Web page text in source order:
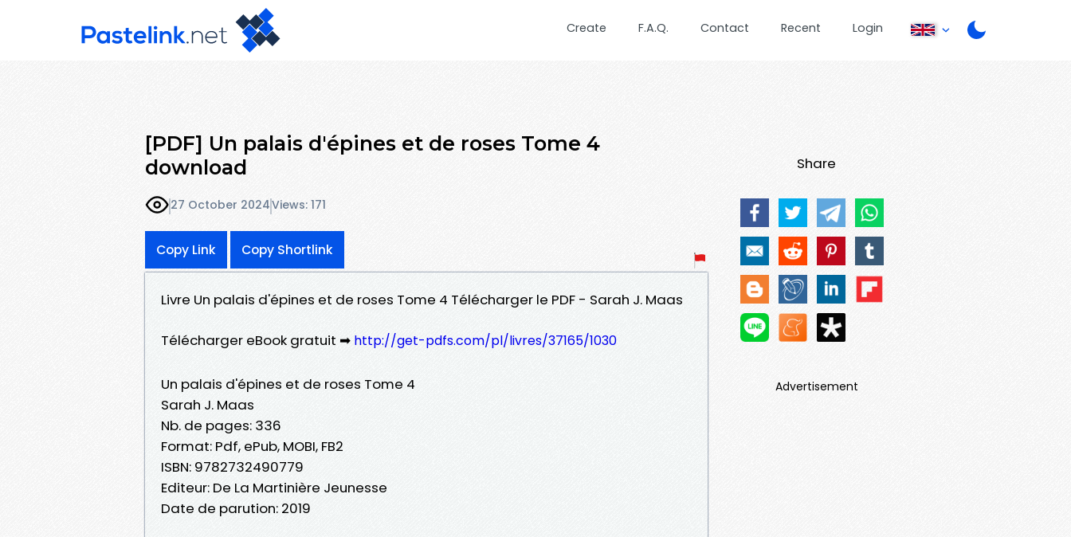
Create F.A.Q. Contact Recent Login
[PDF] Un palais d'épines et de roses Tome 4
download
27 October 2024Views: 171
Copy Link Copy Shortlink
Livre Un palais d'épines et de roses Tome 4 Télécharger le PDF - Sarah J. Maas
Télécharger eBook gratuit ➡ http://get-pdfs.com/pl/livres/37165/1030
Un palais d'épines et de roses Tome 4
Sarah J. Maas
Nb. de pages: 336
Format: Pdf, ePub, MOBI, FB2
ISBN: 9782732490779
Editeur: De La Martinière Jeunesse
Date de parution: 2019
Share
Advertisement